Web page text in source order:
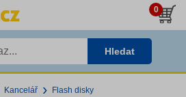
0
Hledat
Kancelář Flash disky